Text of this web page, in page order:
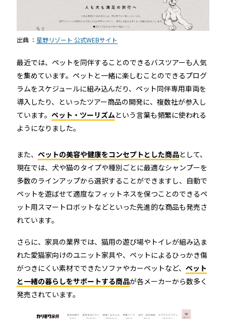
出典 ： 星野リゾート 公式WEBサイト
最近では、ペットを同伴することのできるバスツアーも人気
を集めています。ペットと一緒に楽しむことのできるプログ
ラムをスケジュールに組み込んだり、ペット同伴専用車両を
導入したり、といったツアー商品の開発に、複数社が参入し
ています。 ペット・ツーリズムという言葉も頻繁に使われる
ようになりました。
また、 ペットの美容や健康をコンセプトとした商品として、
現在では、犬や猫のタイプや種別ごとに最適なシャンプーを
多数のラインアップから選択することができますし、自動で
ペットを遊ばせて適度なフィットネスを保つことのできるペ
ット用スマートロボットなどといった先進的な商品も発売さ
れています。
さらに、家具の業界では、猫用の遊び場やトイレが組み込ま
れた愛猫家向けのユニット家具や、ペットによるひっかき傷
がつきにくい素材でできたソファやカーペットなど、 ペット
と一緒の暮らしをサポートする商品が各メーカーから数多く
発売されています。